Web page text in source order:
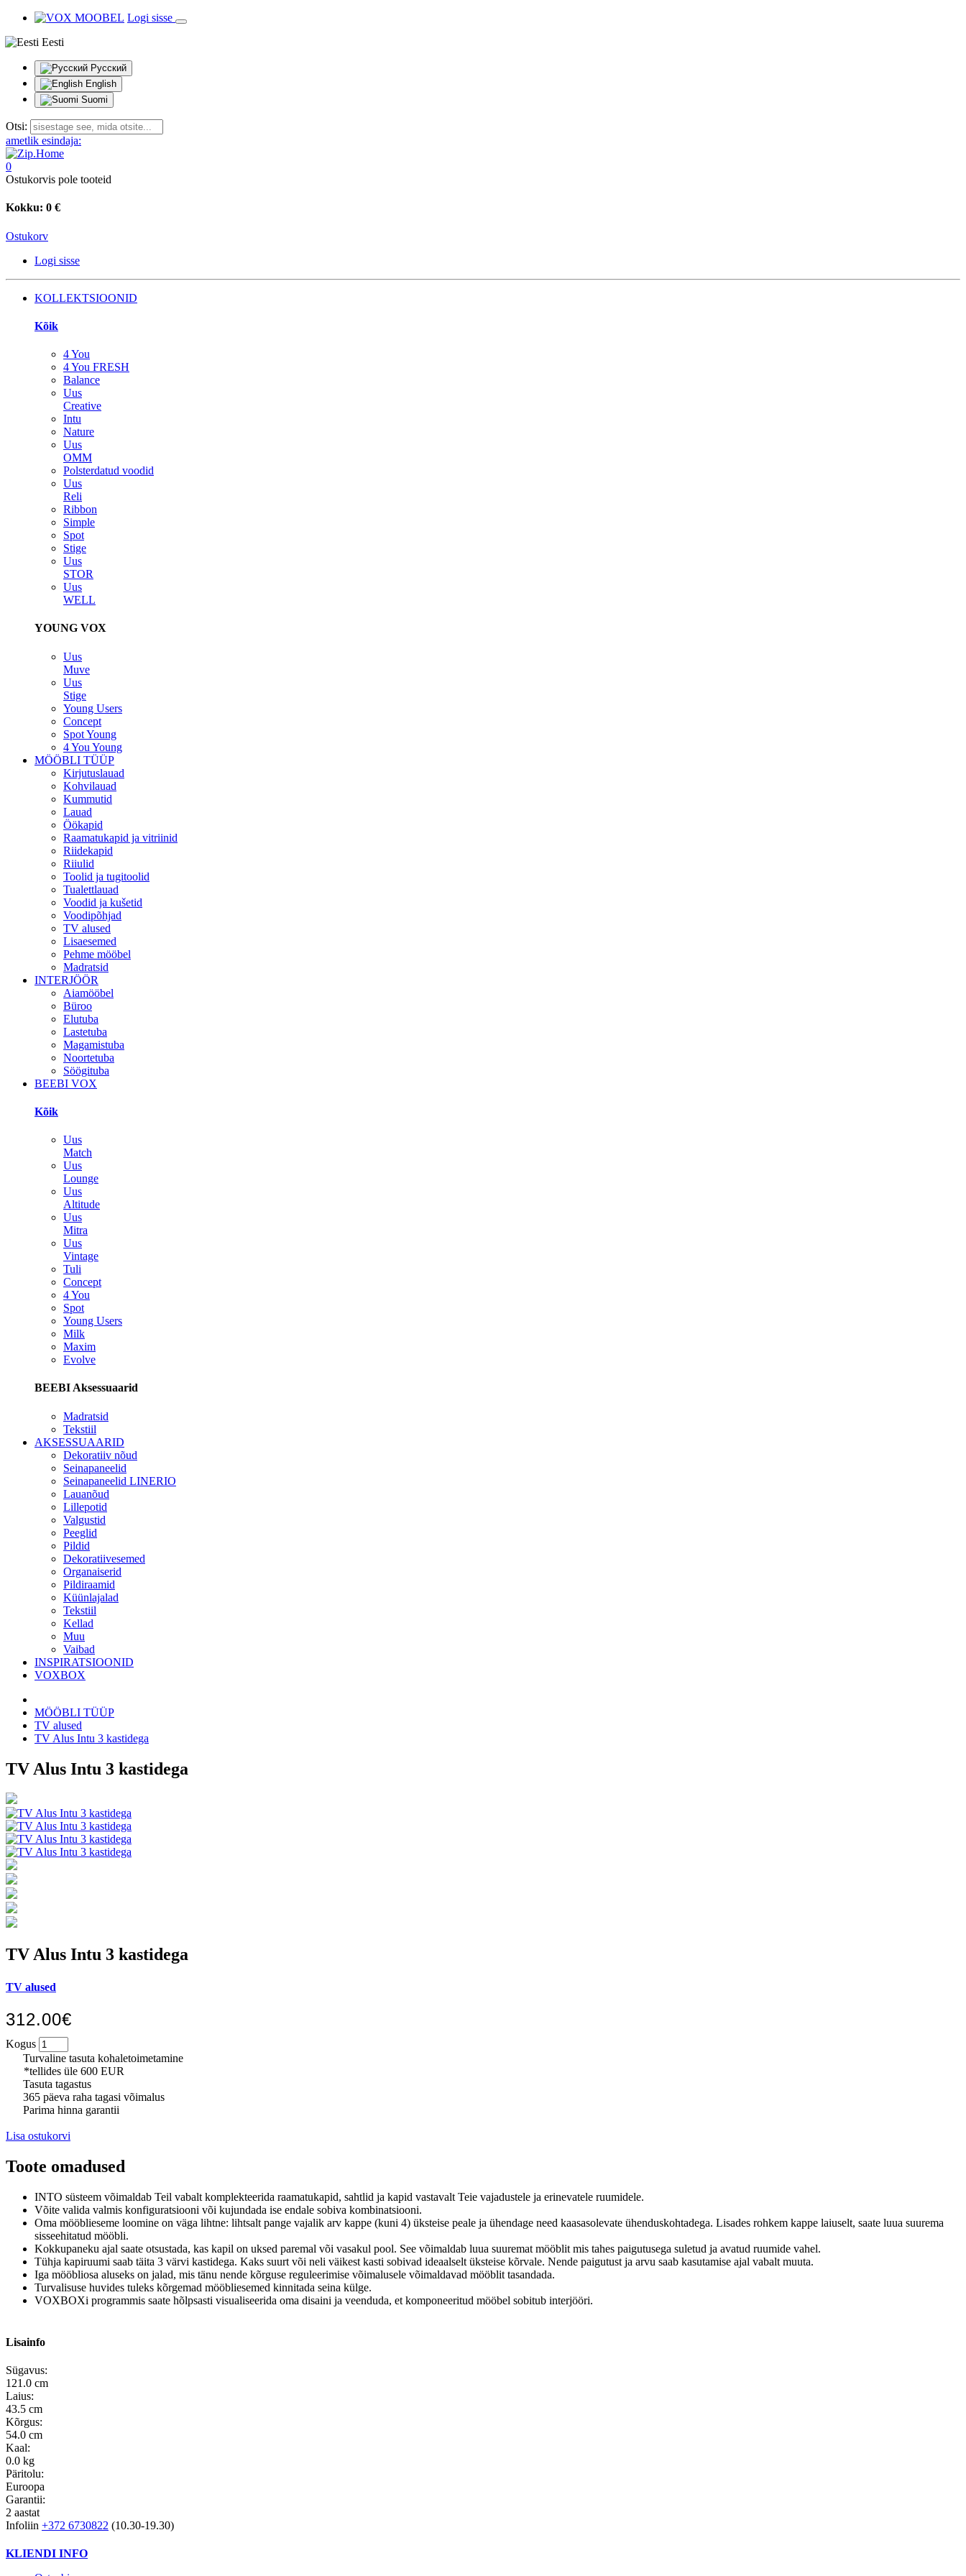
Logi sisse
Eesti
Русский
English
Suomi
Otsi:
ametlik esindaja:
0
Ostukorvis pole tooteid
Kokku: 0 €
Ostukorv
Logi sisse
KOLLEKTSIOONID
Kõik
4 You
4 You FRESH
Balance
Uus
Creative
Intu
Nature
Uus
OMM
Polsterdatud voodid
Uus
Reli
Ribbon
Simple
Spot
Stige
Uus
STOR
Uus
WELL
YOUNG VOX
Uus
Muve
Uus
Stige
Young Users
Concept
Spot Young
4 You Young
MÖÖBLI TÜÜP
Kirjutuslauad
Kohvilauad
Kummutid
Lauad
Öökapid
Raamatukapid ja vitriinid
Riidekapid
Riiulid
Toolid ja tugitoolid
Tualettlauad
Voodid ja kušetid
Voodipõhjad
TV alused
Lisaesemed
Pehme mööbel
Madratsid
INTERJÖÖR
Aiamööbel
Büroo
Elutuba
Lastetuba
Magamistuba
Noortetuba
Söögituba
BEEBI VOX
Kõik
Uus
Match
Uus
Lounge
Uus
Altitude
Uus
Mitra
Uus
Vintage
Tuli
Concept
4 You
Spot
Young Users
Milk
Maxim
Evolve
BEEBI Aksessuaarid
Madratsid
Tekstiil
AKSESSUAARID
Dekoratiiv nõud
Seinapaneelid
Seinapaneelid LINERIO
Lauanõud
Lillepotid
Valgustid
Peeglid
Pildid
Dekoratiivesemed
Organaiserid
Pildiraamid
Küünlajalad
Tekstiil
Kellad
Muu
Vaibad
INSPIRATSIOONID
VOXBOX
MÖÖBLI TÜÜP
TV alused
TV Alus Intu 3 kastidega
TV Alus Intu 3 kastidega
TV Alus Intu 3 kastidega
TV alused
312.00€
Kogus
Turvaline tasuta kohaletoimetamine
*tellides üle 600 EUR
Tasuta tagastus
365 päeva raha tagasi võimalus
Parima hinna garantii
Lisa ostukorvi
Toote omadused
INTO süsteem võimaldab Teil vabalt komplekteerida raamatukapid, sahtlid ja kapid vastavalt Teie vajadustele ja erinevatele ruumidele.
Võite valida valmis konfiguratsiooni või kujundada ise endale sobiva kombinatsiooni.
Oma mööblieseme loomine on väga lihtne: lihtsalt pange vajalik arv kappe (kuni 4) üksteise peale ja ühendage need kaasasolevate ühenduskohtadega. Lisades rohkem kappe laiuselt, saate luua suurema
sisseehitatud mööbli.
Kokkupaneku ajal saate otsustada, kas kapil on uksed paremal või vasakul pool. See võimaldab luua suuremat mööblit mis tahes paigutusega suletud ja avatud ruumide vahel.
Tühja kapiruumi saab täita 3 värvi kastidega. Kaks suurt või neli väikest kasti sobivad ideaalselt üksteise kõrvale. Nende paigutust ja arvu saab kasutamise ajal vabalt muuta.
Iga mööbliosa aluseks on jalad, mis tänu nende kõrguse reguleerimise võimalusele võimaldavad mööblit tasandada.
Turvalisuse huvides tuleks kõrgemad mööbliesemed kinnitada seina külge.
VOXBOXi programmis saate hõlpsasti visualiseerida oma disaini ja veenduda, et komponeeritud mööbel sobitub interjööri.
Lisainfo
Sügavus:
121.0 cm
Laius:
43.5 cm
Kõrgus:
54.0 cm
Kaal:
0.0 kg
Päritolu:
Euroopa
Garantii:
2 aastat
Infoliin +372 6730822 (10.30-19.30)
KLIENDI INFO